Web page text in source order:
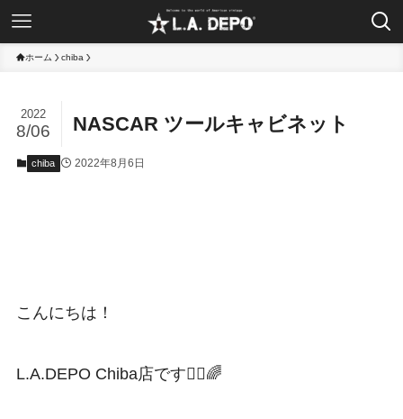
ホーム chiba
NASCAR ツールキャビネット
2022
8/06
chiba 2022年8月6日
こんにちは！
L.A.DEPO Chiba店です👯‍♀️🌈